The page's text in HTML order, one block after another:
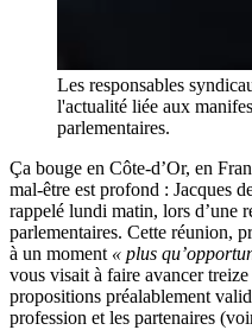
Les responsables
l'actualité liée aux
parlementaires.
Ça bouge en Côte-d’Or, en
mal-être est profond : Jacques
rappelé lundi matin, lors d’une
parlementaires. Cette réunion,
à un moment « plus
vous visait à faire avancer
propositions préalablement
profession et les partenaires